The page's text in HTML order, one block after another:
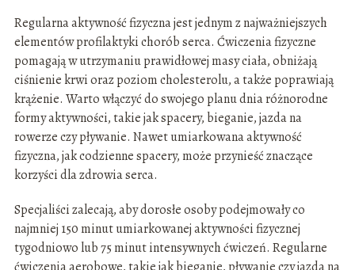
Regularna aktywność fizyczna jest jednym z najważniejszych
elementów profilaktyki chorób serca. Ćwiczenia fizyczne
pomagają w utrzymaniu prawidłowej masy ciała, obniżają
ciśnienie krwi oraz poziom cholesterolu, a także poprawiają
krążenie. Warto włączyć do swojego planu dnia różnorodne
formy aktywności, takie jak spacery, bieganie, jazda na
rowerze czy pływanie. Nawet umiarkowana aktywność
fizyczna, jak codzienne spacery, może przynieść znaczące
korzyści dla zdrowia serca.
Specjaliści zalecają, aby dorosłe osoby podejmowały co
najmniej 150 minut umiarkowanej aktywności fizycznej
tygodniowo lub 75 minut intensywnych ćwiczeń. Regularne